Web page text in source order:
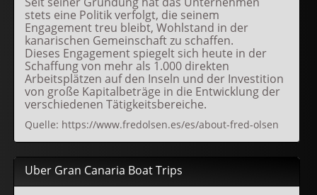
stets eine Politik verfolgt, die seinem
Engagement treu bleibt, Wohlstand in der
kanarischen Gemeinschaft zu schaffen.
Dieses Engagement spiegelt sich heute in der
Schaffung von mehr als 1.000 direkten
Arbeitsplätzen auf den Inseln und der Investition
von große Kapitalbeträge in die Entwicklung der
verschiedenen Tätigkeitsbereiche.
Quelle: https://www.fredolsen.es/es/about-fred-olsen
Uber Gran Canaria Boat Trips